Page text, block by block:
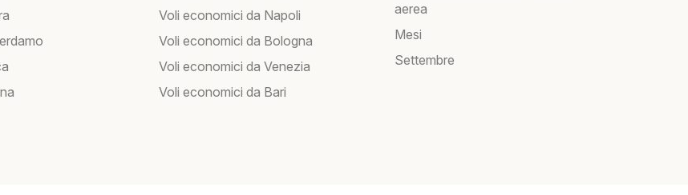
Voli economici da Napoli
Voli economici da Bologna
Voli economici da Venezia
Voli economici da Bari
aerea
Mesi
Settembre